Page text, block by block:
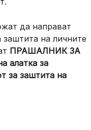
да направат
заштита на личните
ПРАШАЛНИК ЗА
алатка за
за заштита на